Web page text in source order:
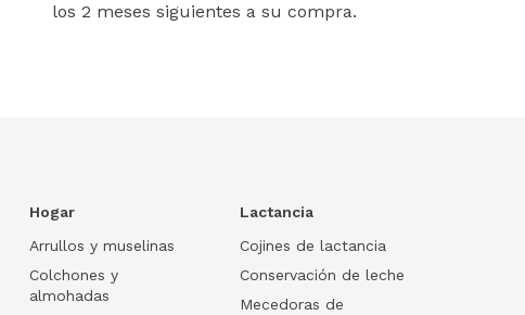
los 2 meses siguientes a su compra.
Hogar
Arrullos y muselinas
Colchones y
almohadas
Lactancia
Cojines de lactancia
Conservación de leche
Mecedoras de